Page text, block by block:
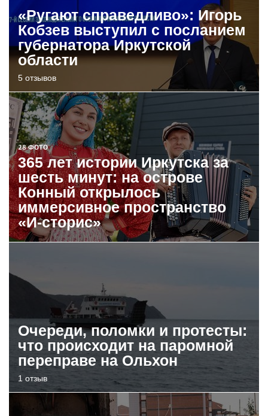
«Ругают справедливо»: Игорь
Кобзев выступил с посланием
губернатора Иркутской
области
5 отзывов
28 ФОТО
365 лет истории Иркутска за
шесть минут: на острове
Конный открылось
иммерсивное пространство
«И-сторис»
Очереди, поломки и протесты:
что происходит на паромной
переправе на Ольхон
1 отзыв